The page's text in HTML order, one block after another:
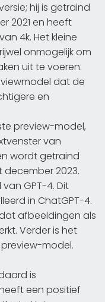
hij is getraind
2021 en heeft
4k. Het kleine
onmogelijk om
uit te voeren.
dat de
en
preview-model,
van
wordt getraind
2023.
GPT-4. Dit
in ChatGPT-4.
afbeeldingen als
Verder is het
model.
is
een positief